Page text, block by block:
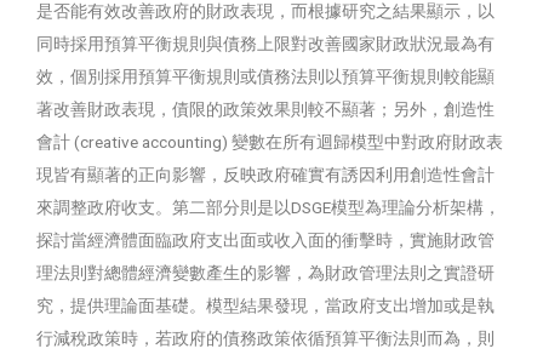
是否能有效改善政府的財政表現，而根據研究之結果顯示，以
同時採用預算平衡規則與債務上限對改善國家財政狀況最為有
效，個別採用預算平衡規則或債務法則以預算平衡規則較能顯
著改善財政表現，債限的政策效果則較不顯著；另外，創造性
會計 (creative accounting) 變數在所有迴歸模型中對政府財政表
現皆有顯著的正向影響，反映政府確實有誘因利用創造性會計
來調整政府收支。第二部分則是以DSGE模型為理論分析架構，
探討當經濟體面臨政府支出面或收入面的衝擊時，實施財政管
理法則對總體經濟變數產生的影響，為財政管理法則之實證研
究，提供理論面基礎。模型結果發現，當政府支出增加或是執
行減稅政策時，若政府的債務政策依循預算平衡法則而為，則